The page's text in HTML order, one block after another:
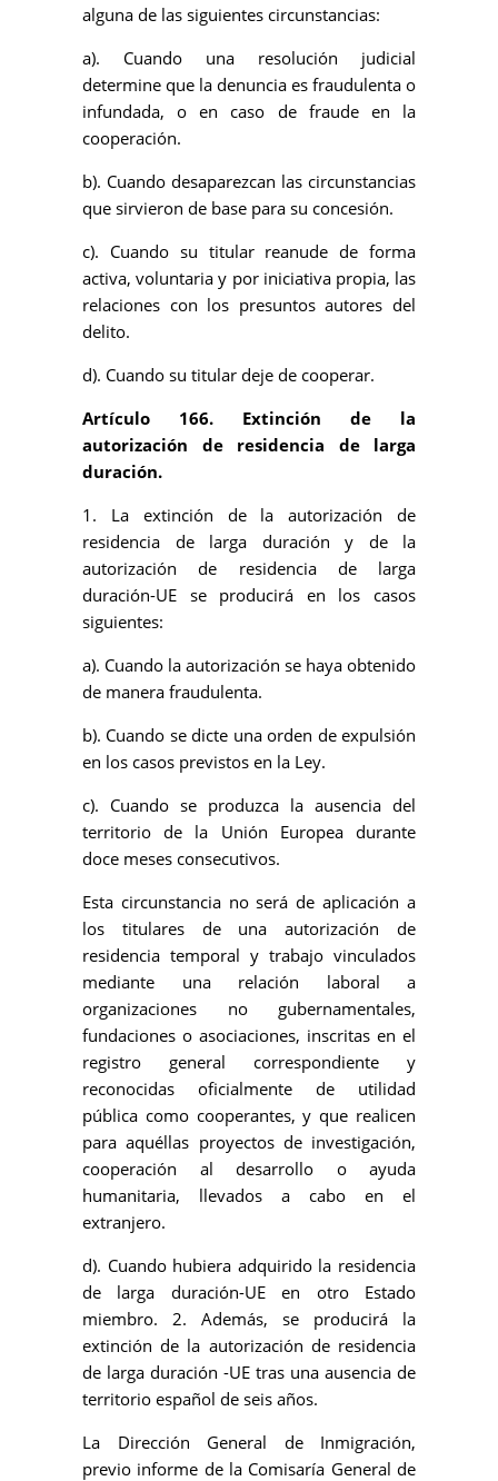
alguna de las siguientes circunstancias:
a). Cuando una resolución judicial
determine que la denuncia es fraudulenta o
infundada, o en caso de fraude en la
cooperación.
b). Cuando desaparezcan las circunstancias
que sirvieron de base para su concesión.
c). Cuando su titular reanude de forma
activa, voluntaria y por iniciativa propia, las
relaciones con los presuntos autores del
delito.
d). Cuando su titular deje de cooperar.
Artículo 166. Extinción de la
autorización de residencia de larga
duración.
1. La extinción de la autorización de
residencia de larga duración y de la
autorización de residencia de larga
duración-UE se producirá en los casos
siguientes:
a). Cuando la autorización se haya obtenido
de manera fraudulenta.
b). Cuando se dicte una orden de expulsión
en los casos previstos en la Ley.
c). Cuando se produzca la ausencia del
territorio de la Unión Europea durante
doce meses consecutivos.
Esta circunstancia no será de aplicación a
los titulares de una autorización de
residencia temporal y trabajo vinculados
mediante una relación laboral a
organizaciones no gubernamentales,
fundaciones o asociaciones, inscritas en el
registro general correspondiente y
reconocidas oficialmente de utilidad
pública como cooperantes, y que realicen
para aquéllas proyectos de investigación,
cooperación al desarrollo o ayuda
humanitaria, llevados a cabo en el
extranjero.
d). Cuando hubiera adquirido la residencia
de larga duración-UE en otro Estado
miembro. 2. Además, se producirá la
extinción de la autorización de residencia
de larga duración -UE tras una ausencia de
territorio español de seis años.
La Dirección General de Inmigración,
previo informe de la Comisaría General de